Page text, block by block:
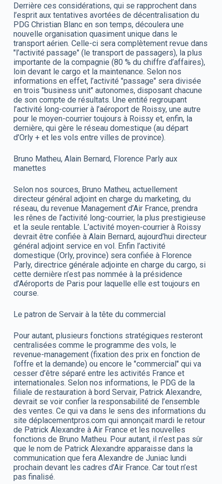
Derrière ces considérations, qui se rapprochent dans
l’esprit aux tentatives avortées de décentralisation du
PDG Christian Blanc en son temps, découlera une
nouvelle organisation quasiment unique dans le
transport aérien. Celle-ci sera complètement revue dans
"l’activité passage" (le transport de passagers), la plus
importante de la compagnie (80 % du chiffre d’affaires),
loin devant le cargo et la maintenance. Selon nos
informations en effet, l’activité "passage" sera divisée
en trois "business unit" autonomes, disposant chacune
de son compte de résultats. Une entité regroupant
l’activité long-courrier à l’aéroport de Roissy, une autre
pour le moyen-courrier toujours à Roissy et, enfin, la
dernière, qui gère le réseau domestique (au départ
d’Orly + et les vols entre villes de province).
Bruno Matheu, Alain Bernard, Florence Parly aux
manettes
Selon nos sources, Bruno Matheu, actuellement
directeur général adjoint en charge du marketing, du
réseau, du revenue Management d’Air France, prendra
les rênes de l’activité long-courrier, la plus prestigieuse
et la seule rentable. L’activité moyen-courrier à Roissy
devrait être confiée à Alain Bernard, aujourd’hui directeur
général adjoint service en vol. Enfin l’activité
domestique (Orly, province) sera confiée à Florence
Parly, directrice générale adjointe en charge du cargo, si
cette dernière n’est pas nommée à la présidence
d’Aéroports de Paris pour laquelle elle est toujours en
course.
Le patron de Servair à la tête du commercial
Pour autant, plusieurs fonctions stratégiques resteront
centralisées comme le programme des vols, le
revenue-management (fixation des prix en fonction de
l’offre et la demande) ou encore le "commercial" qui va
cesser d’être séparé entre les activités France et
internationales. Selon nos informations, le PDG de la
filiale de restauration à bord Servair, Patrick Alexandre,
devrait se voir confier la responsabilité de l’ensemble
des ventes. Ce qui va dans le sens des informations du
site déplacementpros.com qui annonçait mardi le retour
de Patrick Alexandre à Air France et les nouvelles
fonctions de Bruno Matheu. Pour autant, il n’est pas sûr
que le nom de Patrick Alexandre apparaisse dans la
communication que fera Alexandre de Juniac lundi
prochain devant les cadres d’Air France. Car tout n’est
pas finalisé.